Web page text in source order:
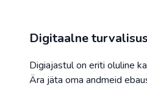
Digitaalne turvalisus
Digiajastul on eriti oluline
Ära jäta oma andmeid